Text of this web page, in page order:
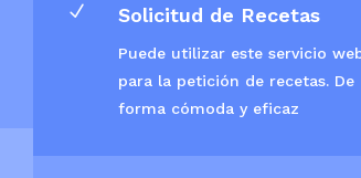
N Solicitud de Recetas
Puede utilizar este servicio
para la petición de recetas. De
forma cómoda y eficaz